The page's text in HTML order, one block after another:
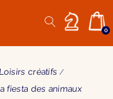
0
Loisirs créatifs
fiesta des animaux